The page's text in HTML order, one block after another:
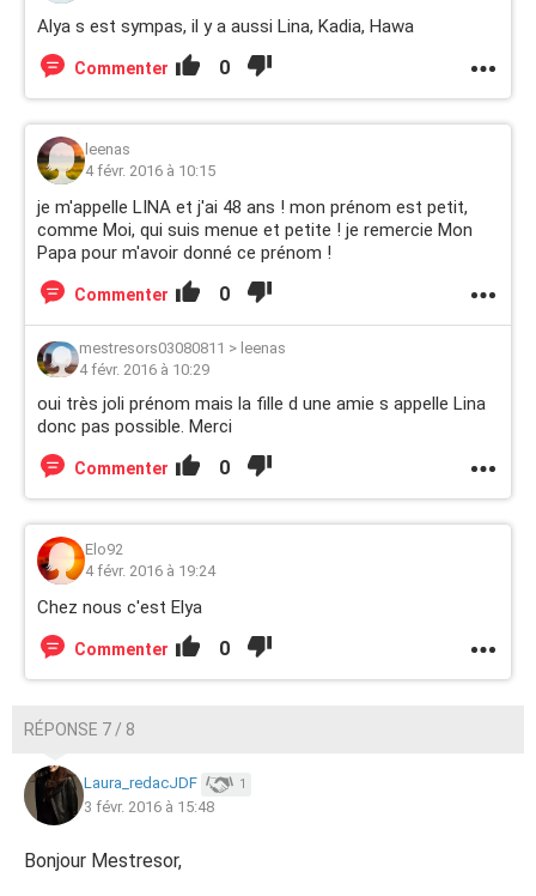
Alya s est sympas, il y a aussi Lina, Kadia, Hawa
Commenter 0
leenas
4 févr. 2016 à 10:15
je m'appelle LINA et j'ai 48 ans ! mon prénom est petit,
comme Moi, qui suis menue et petite ! je remercie Mon
Papa pour m'avoir donné ce prénom !
Commenter 0
mestresors03080811 > leenas
4 févr. 2016 à 10:29
oui très joli prénom mais la fille d une amie s appelle Lina
donc pas possible. Merci
Commenter 0
Elo92
4 févr. 2016 à 19:24
Chez nous c'est Elya
Commenter 0
RÉPONSE 7 / 8
Laura_redacJDF 1
3 févr. 2016 à 15:48
Bonjour Mestresor,